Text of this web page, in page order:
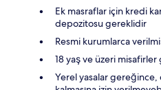
Ek masraflar için kredi
depozitosu gereklidir
Resmi kurumlarca
18 yaş ve üzeri
Yerel yasalar gereğince,